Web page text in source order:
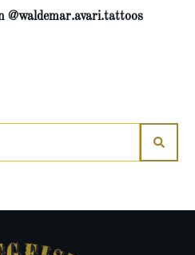
@waldemar.avari.tattoos